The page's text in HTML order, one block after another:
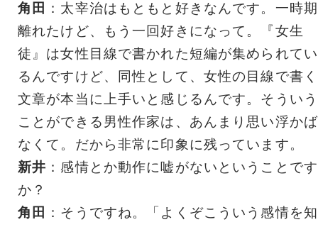
角田
：太宰治はもともと好きなんです。一時期
離れたけど、もう一回好きになって。『女生
徒』は女性目線で書かれた短編が集められてい
るんですけど、同性として、女性の目線で書く
文章が本当に上手いと感じるんです。そういう
ことができる男性作家は、あんまり思い浮かば
なくて。だから非常に印象に残っています。
新井 ：感情とか動作に嘘がないということです
か？
角田
：そうですね。「よくぞこういう感情を知